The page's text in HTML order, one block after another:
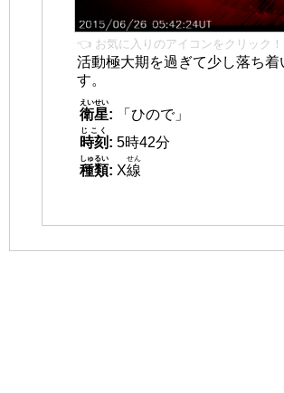
👈 お気に入りのアイコンをクリック！
活動極大期を過ぎて少し落ち着
す。
衛星
えいせい
:
「ひので」
時刻
じこく
: 5時42分
種類
しゅるい
: X線
せん